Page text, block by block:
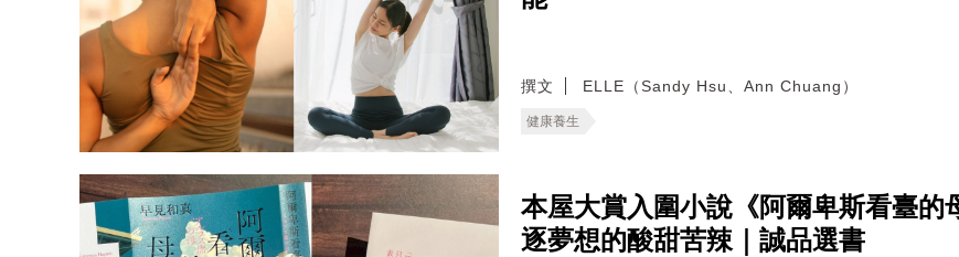
撰文 ELLE（Sandy Hsu、Ann Chuang）
健康養生
本屋大賞入圍小說《阿爾卑斯看臺
逐夢想的酸甜苦辣｜誠品選書